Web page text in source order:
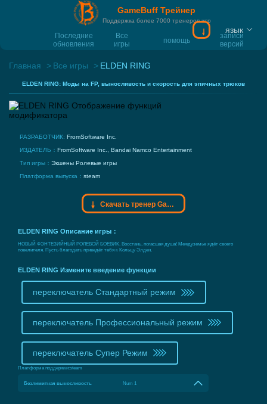
GameBuff Трейнер
Поддержка более 7000 тренеров игр
Последние
обновления
Все
игры
помощь
записи
версий
Скачать
язык
Главная Все игры ELDEN RING
ELDEN RING: Моды на FP, выносливость и скорость для эпичных трюков
РАЗРАБОТЧИК: FromSoftware Inc.
ИЗДАТЕЛЬ： FromSoftware Inc., Bandai Namco Entertainment
Тип игры： ЭкшеныРолевые игры
Платформа выпуска： steam
Скачать тренер Gamebuff
ELDEN RING Описание игры：
НОВЫЙ ФЭНТЕЗИЙНЫЙ РОЛЕВОЙ БОЕВИК. Восстань, погасшая душа! Междуземье ждёт своего
повелителя. Пусть благодать приведёт тебя к Кольцу Элден.
ELDEN RING Измените введение функции
переключатель Стандартный режим
переключатель Профессиональный режим
переключатель Супер Режим
Платформа поддержки:steam
Безлимитная выносливость Num 1